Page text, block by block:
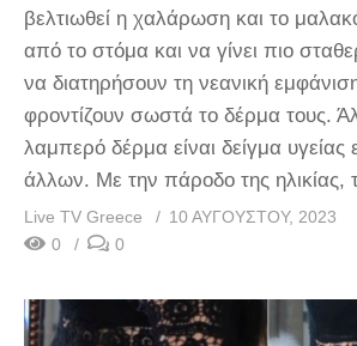
βελτιωθεί η χαλάρωση και το
από το στόμα και να γίνει πιο
να διατηρήσουν τη νεανική
φροντίζουν σωστά το δέρμα τους.
λαμπερό δέρμα είναι δείγμα υγείας
άλλων. Με την πάροδο της
Live TV Greece
10 ΑΥΓΟΎΣΤΟΥ, 2023
0
0